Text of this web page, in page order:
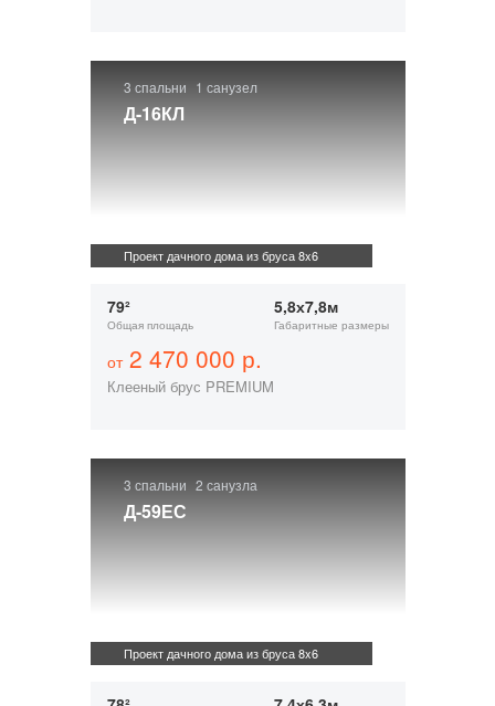
3 спальни 1 санузел
Д-16КЛ
Проект дачного дома из бруса 8x6
79²
Общая площадь
5,8х7,8м
Габаритные размеры
от2 470 000 р.
Клееный брус PREMIUM
3 спальни 2 санузла
Д-59ЕС
Проект дачного дома из бруса 8x6